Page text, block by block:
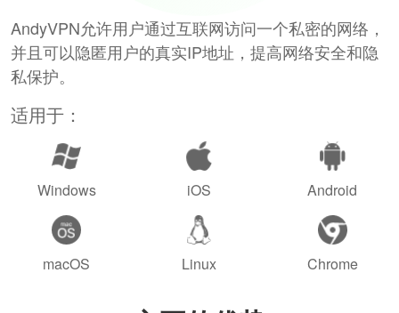
AndyVPN允许用户通过互联网访问一个私密的网络，
并且可以隐匿用户的真实IP地址，提高网络安全和隐
私保护。
适用于：
Windows iOS Android
macOS Linux Chrome